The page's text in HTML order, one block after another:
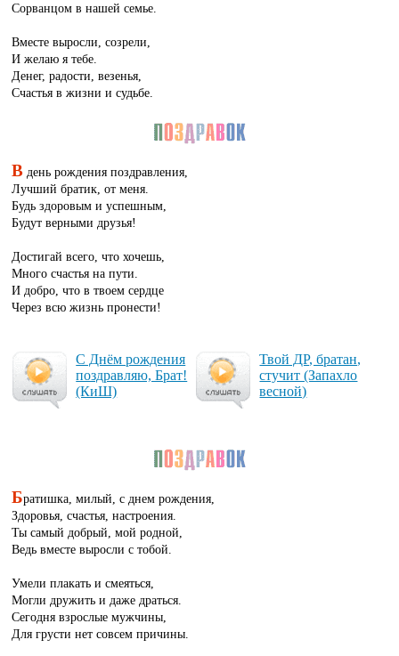
Сорванцом в нашей семье.
Вместе выросли, созрели,
И желаю я тебе.
Денег, радости, везенья,
Счастья в жизни и судьбе.
В день рождения поздравления,
Лучший братик, от меня.
Будь здоровым и успешным,
Будут верными друзья!
Достигай всего, что хочешь,
Много счастья на пути.
И добро, что в твоем сердце
Через всю жизнь пронести!
С Днём рож­де­ния
поз­драв­ляю, Брат!
(КиШ)
Твой ДР, бра­тан,
сту­чит (За­пах­ло
вес­ной)
Братишка, милый, с днем рождения,
Здоровья, счастья, настроения.
Ты самый добрый, мой родной,
Ведь вместе выросли с тобой.
Умели плакать и смеяться,
Могли дружить и даже драться.
Сегодня взрослые мужчины,
Для грусти нет совсем причины.